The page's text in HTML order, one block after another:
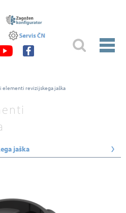
elementi revizijskega jaška
jaška